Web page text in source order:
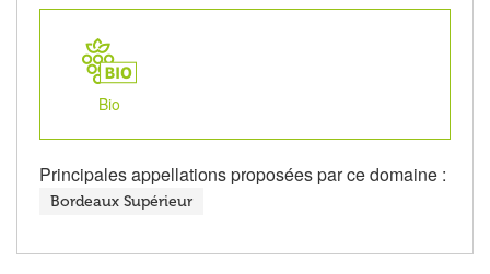
Bio
Principales appellations proposées par ce domaine :
Bordeaux Supérieur